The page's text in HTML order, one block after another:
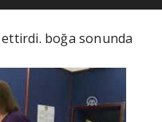
ettirdi. boğa sonunda